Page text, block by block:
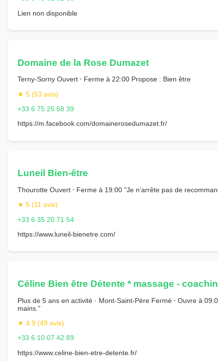
Lien non disponible
Domaine de la Rose Dumazet
Terny-Sorny Ouvert ⋅ Ferme à 22:00 Propose : Bien être
★ 5 (53 avis)
+33 6 75 25 68 39
https://m.facebook.com/domainerosedumazet.fr/
Luneil Bien-être
Thourotte Ouvert ⋅ Ferme à 19:00 "Je n’arrête pas de
★ 5 (11 avis)
+33 6 35 20 71 54
https://www.luneil-bienetre.com/
Céline Bien être Détente * massage -
Plus de 5 ans en activité · Mont-Saint-Père Fermé ⋅ Ouvre à
mains."
★ 4.9 (49 avis)
+33 6 10 07 42 89
https://www.celine-bien-etre-detente.fr/